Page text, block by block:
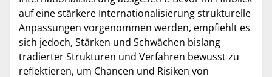
auf eine stärkere Internationalisierung strukturelle
Anpassungen vorgenommen werden, empfiehlt es
sich jedoch, Stärken und Schwächen bislang
tradierter Strukturen und Verfahren bewusst zu
reflektieren, um Chancen und Risiken von